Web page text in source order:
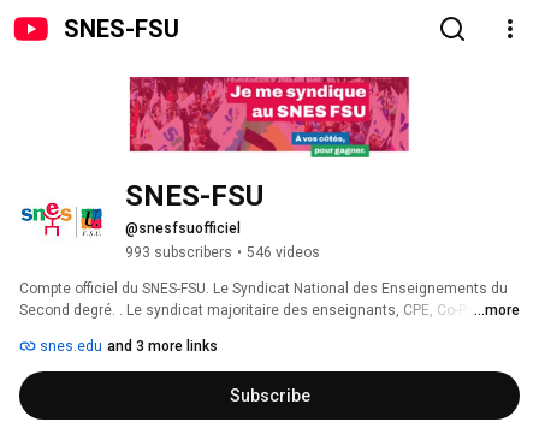
SNES-FSU
SNES-FSU
@snesfsuofficiel
993 subscribers • 546 videos
Compte officiel du SNES-FSU. Le Syndicat National des Enseignements du
Second degré. . Le syndicat majoritaire des enseignants, CPE, Co-Psys, ...more
snes.edu and 3 more links
Subscribe